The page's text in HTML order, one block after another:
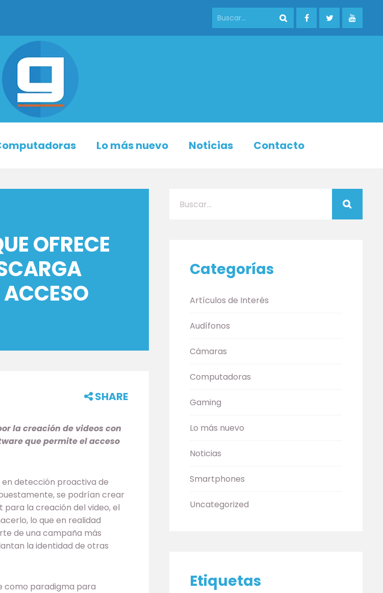
Lo más nuevo Noticias Contacto
OFRECE
SHARE
la creación de videos con
que permite el acceso
detección proactiva de
se podrían crear
para la creación del video, el
lo que en realidad
de una campaña más
la identidad de otras
como paradigma para
Categorías
Artículos de Interés
Audífonos
Cámaras
Computadoras
Gaming
Lo más nuevo
Noticias
Smartphones
Uncategorized
Etiquetas